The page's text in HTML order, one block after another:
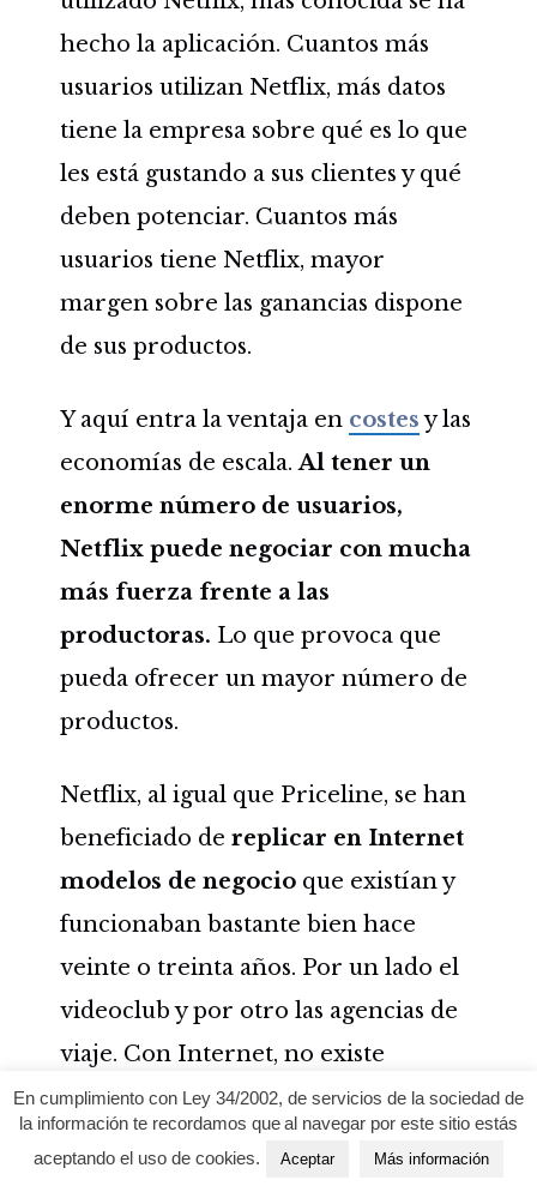
hecho la aplicación. Cuantos más
usuarios utilizan Netflix, más datos
tiene la empresa sobre qué es lo que
les está gustando a sus clientes y qué
deben potenciar. Cuantos más
usuarios tiene Netflix, mayor
margen sobre las ganancias dispone
de sus productos.
Y aquí entra la ventaja en costesy las
economías de escala.Al tener un
enorme número de usuarios,
Netflix puede negociar con mucha
más fuerza frente a las
productoras. Lo que provoca que
pueda ofrecer un mayor número de
productos.
Netflix, al igual que Priceline, se han
beneficiado de replicar en Internet
modelos de negocioque existían y
funcionaban bastante bien hace
veinte o treinta años. Por un lado el
videoclub y por otro las agencias de
viaje. Con Internet, no existe
limitación para la empresa y su
modelo de negocio es mucho más
En cumplimiento con Ley 34/2002, de servicios de la sociedad de
la información te recordamos que al navegar por este sitio estás
aceptando el uso de cookies.
Aceptar Más información